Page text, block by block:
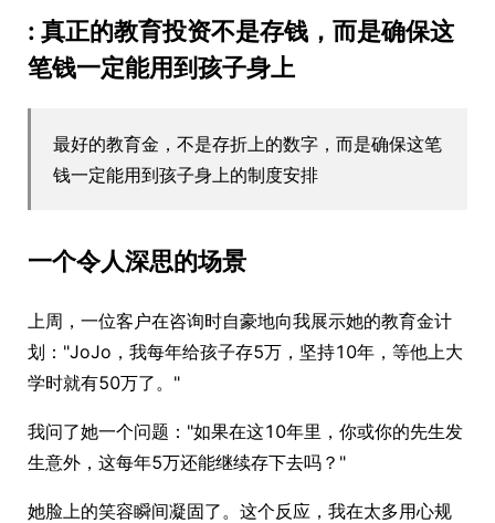
: 真正的教育投资不是存钱，而是确保这
笔钱一定能用到孩子身上
最好的教育金，不是存折上的数字，而是确保这笔
钱一定能用到孩子身上的制度安排
一个令人深思的场景
上周，一位客户在咨询时自豪地向我展示她的教育金计
划："JoJo，我每年给孩子存5万，坚持10年，等他上大
学时就有50万了。"
我问了她一个问题："如果在这10年里，你或你的先生发
生意外，这每年5万还能继续存下去吗？"
她脸上的笑容瞬间凝固了。这个反应，我在太多用心规